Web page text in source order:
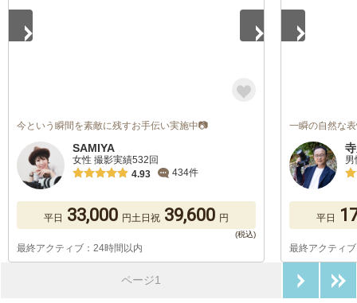
今という瞬間を素敵に残すお手伝い実施中📷
SAMIYA
女性 撮影実績532回
4.93
434件
平日 33,000 円土日祝 39,600 円
最終アクティブ：24時間以内
一瞬の自然な
平日
最終アクティ
ページ1